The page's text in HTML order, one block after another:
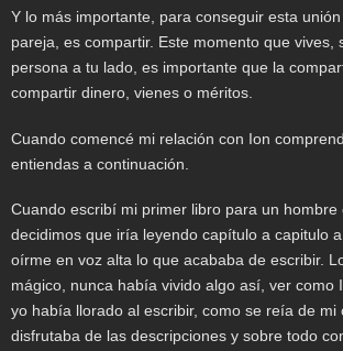
Y lo más importante, para conseguir esta
pareja, es compartir. Este momento que vives,
persona a tu lado, es importante que la
compartir dinero, vienes o méritos.
Cuando comencé mi relación con Ion
entiendas a continuación.
Cuando escribí mi primer libro para un hombre
decidimos que iría leyendo capítulo a capitulo
oírme en voz alta lo que acababa de escribir.
mágico, nunca había vivido algo así, ver como
yo había llorado al escribir, como se reía de mi
disfrutaba de las descripciones y sobre todo